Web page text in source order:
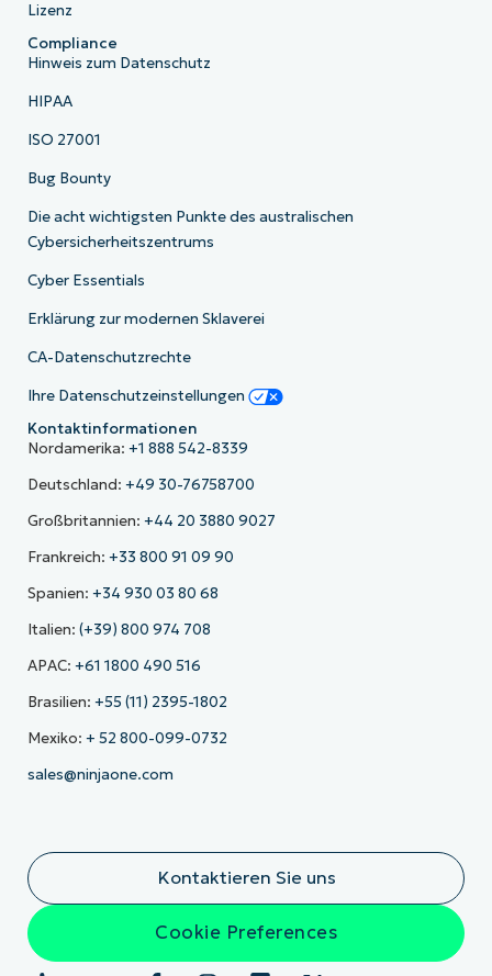
Lizenz
Compliance
Hinweis zum Datenschutz
HIPAA
ISO 27001
Bug Bounty
Die acht wichtigsten Punkte des australischen
Cybersicherheitszentrums
Cyber Essentials
Erklärung zur modernen Sklaverei
CA-Datenschutzrechte
Ihre Datenschutzeinstellungen
Kontaktinformationen
Nordamerika: +1 888 542-8339
Deutschland: +49 30-76758700
Großbritannien: +44 20 3880 9027
Frankreich: +33 800 91 09 90
Spanien: +34 930 03 80 68
Italien: (+39) 800 974 708
APAC: +61 1800 490 516
Brasilien: +55 (11) 2395-1802
Mexiko: + 52 800-099-0732
sales@ninjaone.com
Kontaktieren Sie uns
Cookie Preferences